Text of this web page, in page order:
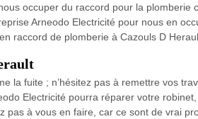
occuper du raccord pour la plomberie
Arneodo Electricité pour nous en
raccord de plomberie à Cazouls D
fuite ; n’hésitez pas à remettre vos
Electricité pourra réparer votre
pas à vous en faire, car ce sont de vrai